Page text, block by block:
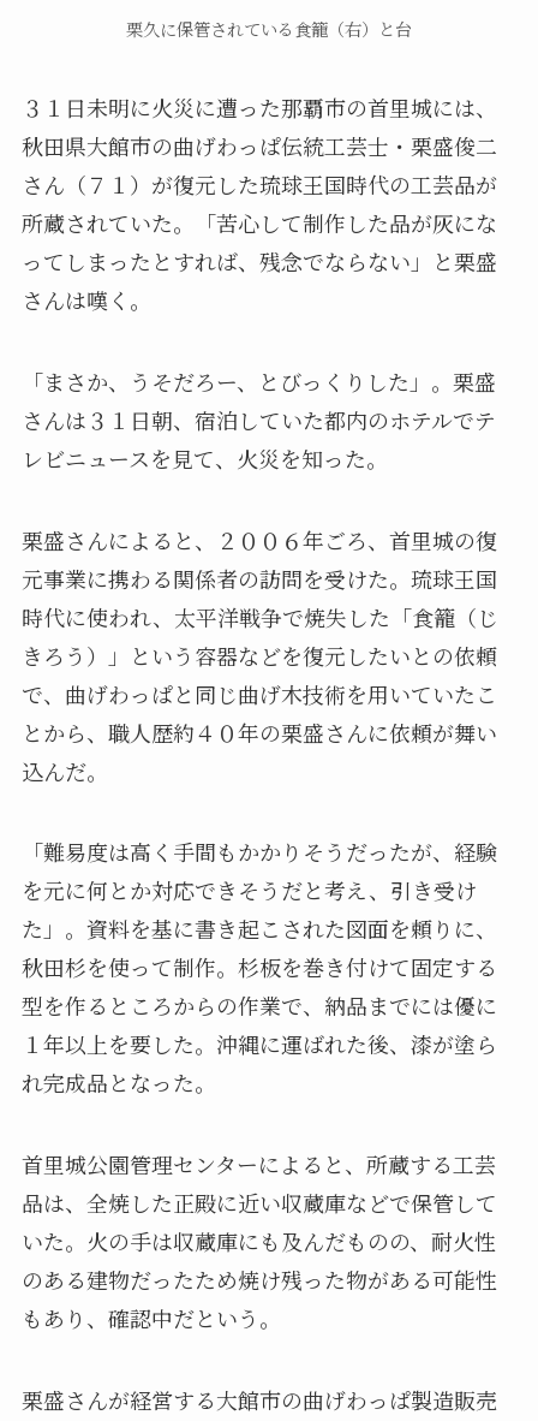
栗久に保管されている食籠（右）と台
３１日未明に火災に遭った那覇市の首里城には、
秋田県大館市の曲げわっぱ伝統工芸士・栗盛俊二
さん（７１）が復元した琉球王国時代の工芸品が
所蔵されていた。「苦心して制作した品が灰にな
ってしまったとすれば、残念でならない」と栗盛
さんは嘆く。
「まさか、うそだろー、とびっくりした」。栗盛
さんは３１日朝、宿泊していた都内のホテルでテ
レビニュースを見て、火災を知った。
栗盛さんによると、２００６年ごろ、首里城の復
元事業に携わる関係者の訪問を受けた。琉球王国
時代に使われ、太平洋戦争で焼失した「食籠（じ
きろう）」という容器などを復元したいとの依頼
で、曲げわっぱと同じ曲げ木技術を用いていたこ
とから、職人歴約４０年の栗盛さんに依頼が舞い
込んだ。
「難易度は高く手間もかかりそうだったが、経験
を元に何とか対応できそうだと考え、引き受け
た」。資料を基に書き起こされた図面を頼りに、
秋田杉を使って制作。杉板を巻き付けて固定する
型を作るところからの作業で、納品までには優に
１年以上を要した。沖縄に運ばれた後、漆が塗ら
れ完成品となった。
首里城公園管理センターによると、所蔵する工芸
品は、全焼した正殿に近い収蔵庫などで保管して
いた。火の手は収蔵庫にも及んだものの、耐火性
のある建物だったため焼け残った物がある可能性
もあり、確認中だという。
栗盛さんが経営する大館市の曲げわっぱ製造販売